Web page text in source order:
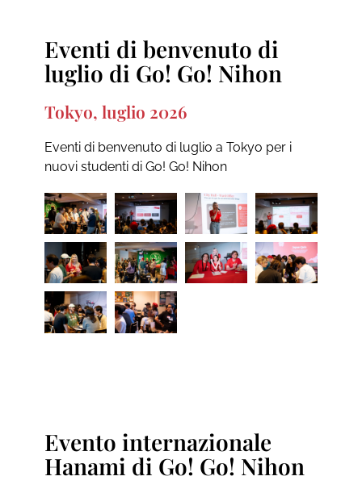
Eventi di benvenuto di
luglio di Go! Go! Nihon
Tokyo, luglio 2026
Eventi di benvenuto di luglio a Tokyo per i
nuovi studenti di Go! Go! Nihon
Evento internazionale
Hanami di Go! Go! Nihon